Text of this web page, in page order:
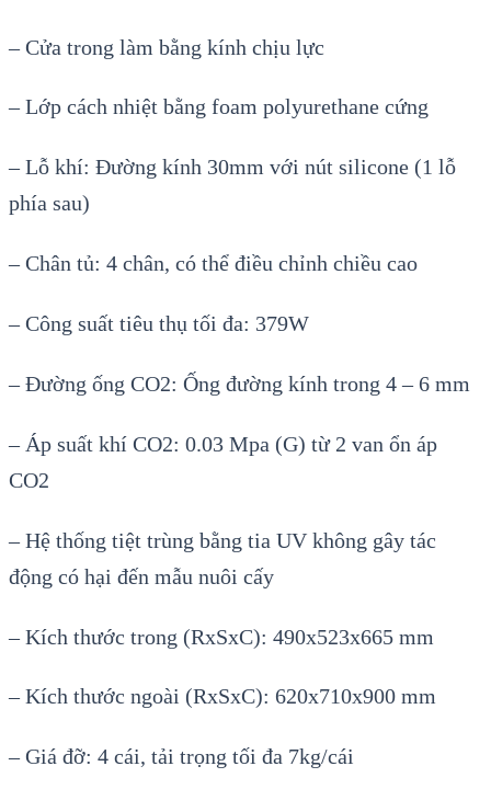
– Cửa trong làm bằng kính chịu lực
– Lớp cách nhiệt bằng foam polyurethane cứng
– Lỗ khí: Đường kính 30mm với nút silicone (1 lỗ
phía sau)
– Chân tủ: 4 chân, có thể điều chỉnh chiều cao
– Công suất tiêu thụ tối đa: 379W
– Đường ống CO2: Ống đường kính trong 4 – 6 mm
– Áp suất khí CO2: 0.03 Mpa (G) từ 2 van ổn áp
CO2
– Hệ thống tiệt trùng bằng tia UV không gây tác
động có hại đến mẫu nuôi cấy
– Kích thước trong (RxSxC): 490x523x665 mm
– Kích thước ngoài (RxSxC): 620x710x900 mm
– Giá đỡ: 4 cái, tải trọng tối đa 7kg/cái